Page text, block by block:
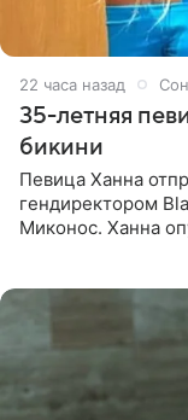
22 часа назад
35-летняя
бикини
Певица Ханна
гендиректором
Миконос. Ханна